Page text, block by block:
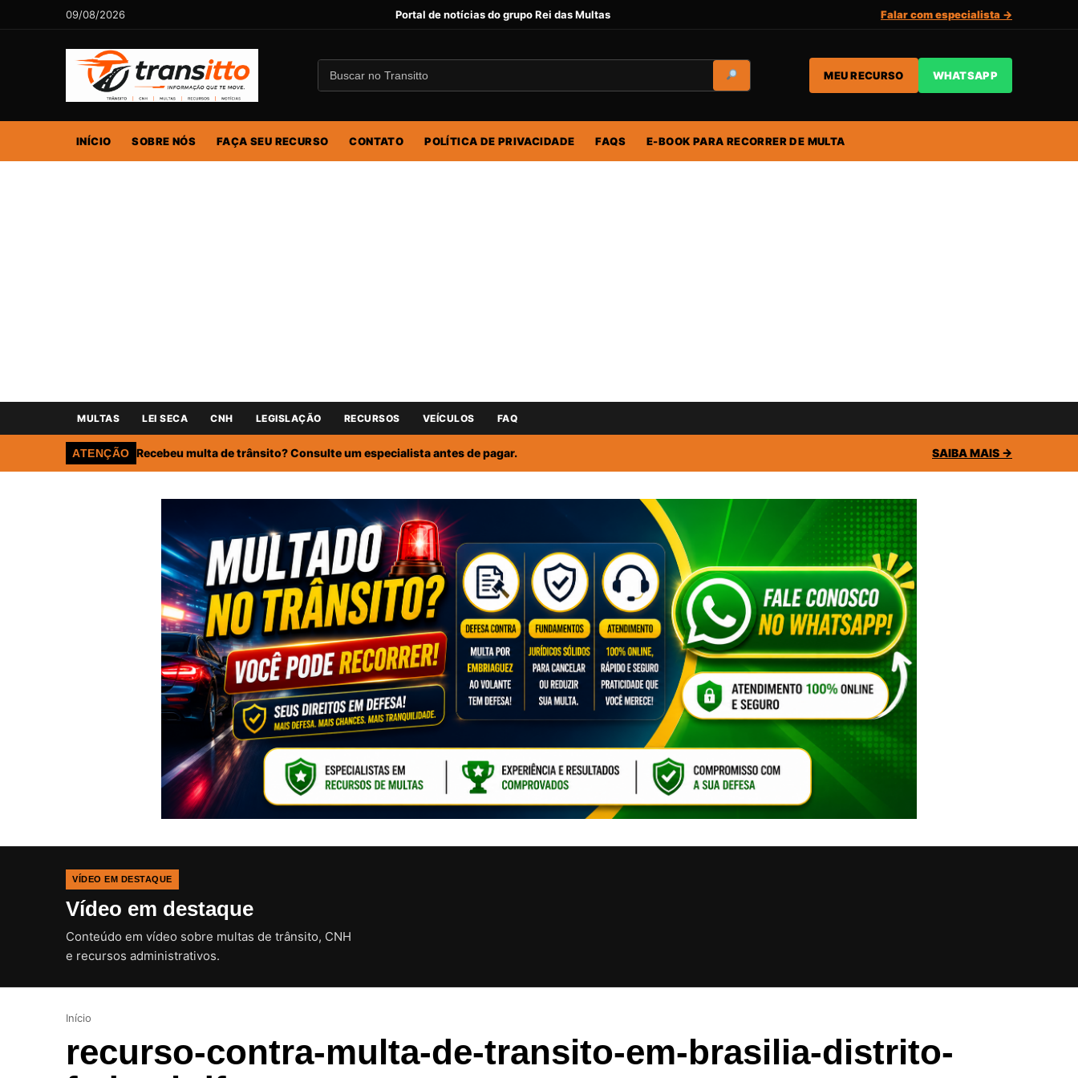
09/08/2026 Portal de notícias do grupo Rei das Multas Falar com especialista →
MEU RECURSO WHATSAPP
INÍCIO SOBRE NÓS FAÇA SEU RECURSO CONTATO POLÍTICA DE PRIVACIDADE FAQS E-BOOK PARA RECORRER DE MULTA
MULTAS LEI SECA CNH LEGISLAÇÃO RECURSOS VEÍCULOS FAQ
ATENÇÃO Recebeu multa de trânsito? Consulte um especialista antes de pagar. SAIBA MAIS →
VÍDEO EM DESTAQUE
Vídeo em destaque
Conteúdo em vídeo sobre multas de trânsito, CNH
e recursos administrativos.
Início
recurso-contra-multa-de-transito-em-brasilia-distrito-